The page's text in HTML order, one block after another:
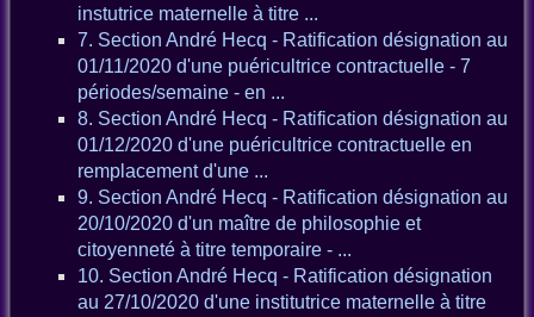
instutrice maternelle à titre ...
7. Section André Hecq - Ratification désignation au
01/11/2020 d'une puéricultrice contractuelle - 7
périodes/semaine - en ...
8. Section André Hecq - Ratification désignation au
01/12/2020 d'une puéricultrice contractuelle en
remplacement d'une ...
9. Section André Hecq - Ratification désignation au
20/10/2020 d'un maître de philosophie et
citoyenneté à titre temporaire - ...
10. Section André Hecq - Ratification désignation
au 27/10/2020 d'une institutrice maternelle à titre